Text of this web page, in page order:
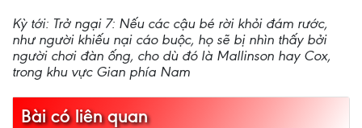
Kỳ tới: Trở ngại 7: Nếu các cậu bé rời khỏi đám rước,
như người khiếu nại cáo buộc, họ sẽ bị nhìn thấy bởi
người chơi đàn ống, cho dù đó là Mallinson hay Cox,
trong khu vực Gian phía Nam
Bài có liên quan